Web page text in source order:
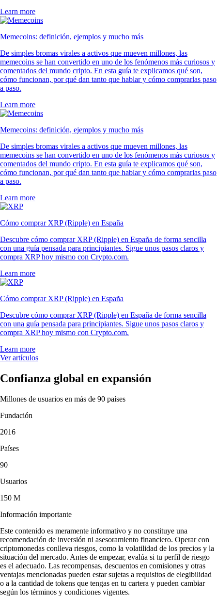
Learn more
Memecoins: definición, ejemplos y mucho más
De simples bromas virales a activos que mueven millones, las
memecoins se han convertido en uno de los fenómenos más curiosos y
comentados del mundo cripto. En esta guía te explicamos qué son,
cómo funcionan, por qué dan tanto que hablar y cómo comprarlas paso
a paso.
Learn more
Memecoins: definición, ejemplos y mucho más
De simples bromas virales a activos que mueven millones, las
memecoins se han convertido en uno de los fenómenos más curiosos y
comentados del mundo cripto. En esta guía te explicamos qué son,
cómo funcionan, por qué dan tanto que hablar y cómo comprarlas paso
a paso.
Learn more
Cómo comprar XRP (Ripple) en España
Descubre cómo comprar XRP (Ripple) en España de forma sencilla
con una guía pensada para principiantes. Sigue unos pasos claros y
compra XRP hoy mismo con Crypto.com.
Learn more
Cómo comprar XRP (Ripple) en España
Descubre cómo comprar XRP (Ripple) en España de forma sencilla
con una guía pensada para principiantes. Sigue unos pasos claros y
compra XRP hoy mismo con Crypto.com.
Learn more
Ver artículos
Confianza global en expansión
Millones de usuarios en más de 90 países
Fundación
2016
Países
90
Usuarios
150 M
Información importante
Este contenido es meramente informativo y no constituye una
recomendación de inversión ni asesoramiento financiero. Operar con
criptomonedas conlleva riesgos, como la volatilidad de los precios y la
situación del mercado. Antes de empezar, evalúa si tu perfil de riesgo
es el adecuado. Las recompensas, descuentos en comisiones y otras
ventajas mencionadas pueden estar sujetas a requisitos de elegibilidad
o a la cantidad de tokens que tengas en tu cartera y pueden cambiar
según los términos y condiciones vigentes.